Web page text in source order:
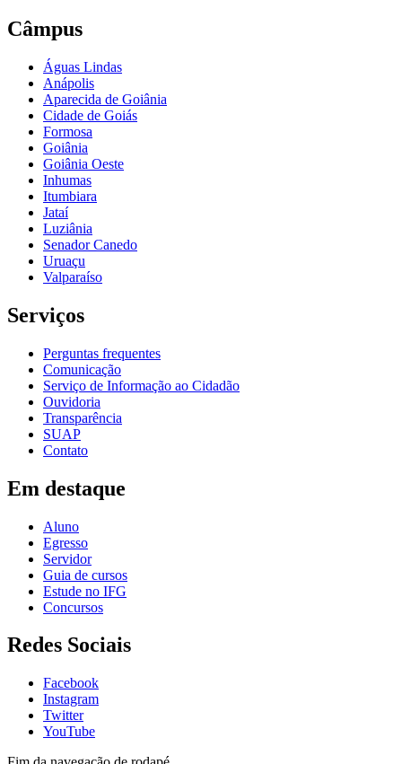
Câmpus
Águas Lindas
Anápolis
Aparecida de Goiânia
Cidade de Goiás
Formosa
Goiânia
Goiânia Oeste
Inhumas
Itumbiara
Jataí
Luziânia
Senador Canedo
Uruaçu
Valparaíso
Serviços
Perguntas frequentes
Comunicação
Serviço de Informação ao Cidadão
Ouvidoria
Transparência
SUAP
Contato
Em destaque
Aluno
Egresso
Servidor
Guia de cursos
Estude no IFG
Concursos
Redes Sociais
Facebook
Instagram
Twitter
YouTube